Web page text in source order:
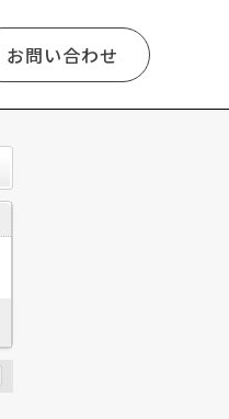
お問い合わせ